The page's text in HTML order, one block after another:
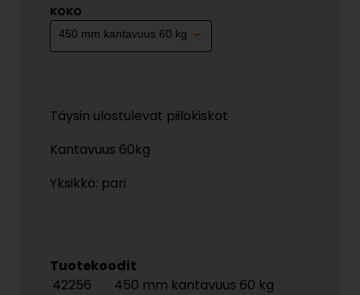
KOKO
Täysin ulostulevat piilokiskot
Kantavuus 60kg
Yksikkö: pari
Tuotekoodit
42256
450 mm kantavuus 60 kg